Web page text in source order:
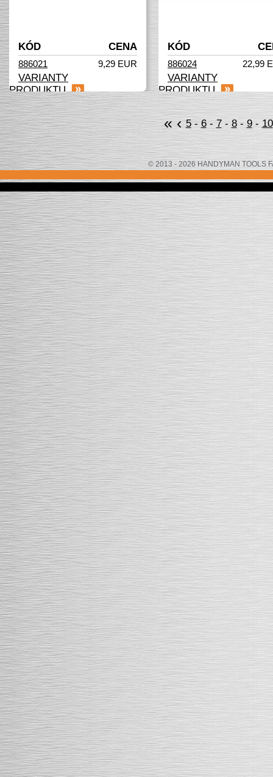
KÓD CENA
886021 9,29 EUR
VARIANTY
PRODUKTU
KÓD
886024 22,99
VARIANTY
PRODUKTU
«‹5-6-7- 8- 9-10
© 2013 - 2026 HANDYMAN TOOLS